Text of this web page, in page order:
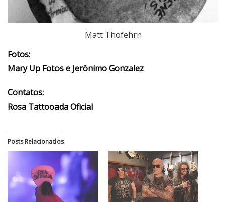
Matt Thofehrn
Fotos:
Mary Up Fotos e Jerônimo Gonzalez
Contatos:
Rosa Tattooada Oficial
Posts Relacionados